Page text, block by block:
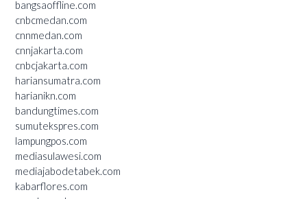
bangsaoffline.com
cnbcmedan.com
cnnmedan.com
cnnjakarta.com
cnbcjakarta.com
hariansumatra.com
harianikn.com
bandungtimes.com
sumutekspres.com
lampungpos.com
mediasulawesi.com
mediajabodetabek.com
kabarflores.com